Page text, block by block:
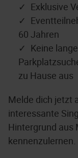
Exklusive
60 Jahren
Keine
zu Hause aus
Melde dich jetzt
interessante
Hintergrund aus
kennenzulernen.